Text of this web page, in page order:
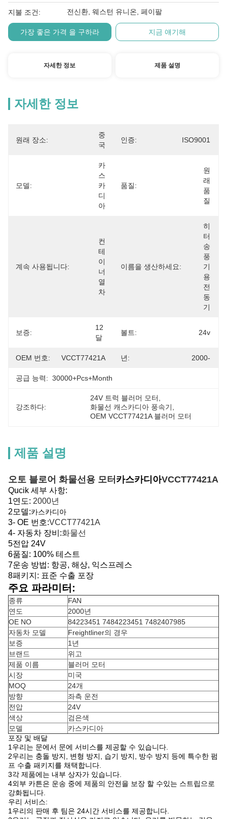
지불 조건: 전신환, 웨스턴 유니온, 페이팔
가장 좋은 가격 을 구하라 지금 얘기해
자세한 정보 제품 설명
자세한 정보
원래 장소:
중
국
인증: ISO9001
모델:
카
스
카
디
아
품질:
원
래
품
질
계속 사용됩니다:
컨
테
이
너
열
차
이름을 생산하세요:
히
터
송
풍
기
용
전
동
기
보증:
12
달
볼트: 24v
OEM 번호: VCCT77421A 년: 2000-
공급 능력: 30000+Pcs+Month
강조하다:
24V 트럭 블러머 모터
화물선 캐스카디아 풍속기
OEM VCCT77421A 블러머 모터
제품 설명
오토 블로어 화물선용 모터 카스카디아VCCT77421A
Qucik 세부 사항:
1연도: 2000년
2모델:카스카디아
3- OE 번호:VCCT77421A
4- 자동차 장비:화물선
5전압 24V
6품질: 100% 테스트
7운송 방법: 항공, 해상, 익스프레스
8패키지: 표준 수출 포장
주요 파라미터:
종류
FAN
연도
2000년
OE NO
84223451 7484223451 7482407985
자동차 모델
Freightliner의 경우
보증
1년
브랜드
위고
제품 이름
블러머 모터
시장
미국
MOQ
24개
방향
좌측 운전
전압
24V
색상
검은색
모델
카스카디아
포장 및 배달
1우리는 문에서 문에 서비스를 제공할 수 있습니다.
2우리는 충돌 방지, 변형 방지, 습기 방지, 방수 방지 등에 특수한 펌
프 수출 패키지를 채택합니다.
3각 제품에는 내부 상자가 있습니다.
4외부 카튼은 운송 중에 제품의 안전을 보장 할 수있는 스트립으로
강화됩니다.
우리 서비스:
1우리의 판매 후 팀은 24시간 서비스를 제공합니다.